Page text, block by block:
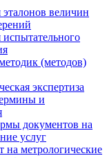
эталонов величин
испытательного
(методов)
экспертиза
и
документов на
услуг
на метрологические